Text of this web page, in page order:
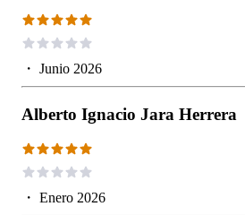
・ Junio 2026
Alberto Ignacio Jara Herrera
・ Enero 2026